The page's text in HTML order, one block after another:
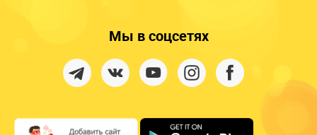
Мы в соцсетях